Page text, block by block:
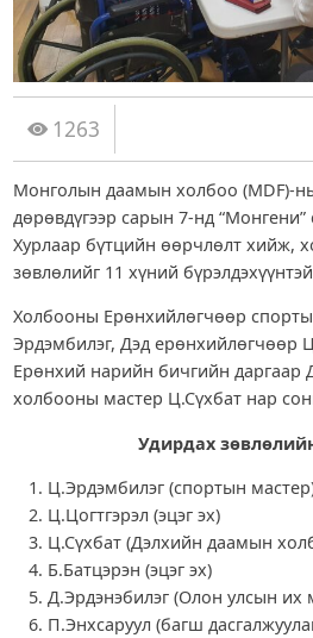
1263
Монголын даамын холбоо (MDF)-
дөрөвдүгээр сарын 7-нд “Монгени”
Хурлаар бүтцийн өөрчлөлт хийж,
зөвлөлийг 11 хүний
Холбооны Ерөнхийлөгчөөр
Эрдэмбилэг, Дэд ерөнхийлөгчөөр
Ерөнхий нарийн бичгийн даргаар
холбооны мастер Ц.Сүхбат нар
Удирдах
Ц.Эрдэмбилэг (спортын
Ц.Цогтгэрэл (эцэг эх)
Ц.Сүхбат (Дэлхийн даамын
Б.Батцэрэн (эцэг эх)
Д.Эрдэнэбилэг (Олон улсын их
П.Энхсаруул (багш